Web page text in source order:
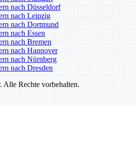
nach Düsseldorf
nach Leipzig
nach Dortmund
nach Essen
nach Bremen
nach Hannover
nach Nürnberg
nach Dresden
Rechte vorbehalten.